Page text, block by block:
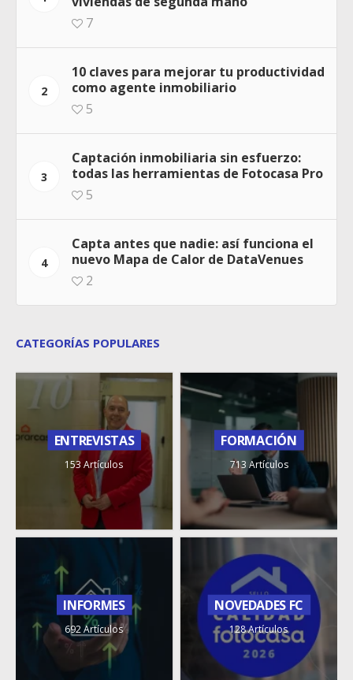
7
2
10 claves para mejorar tu productividad
como agente inmobiliario
5
3
Captación inmobiliaria sin esfuerzo:
todas las herramientas de Fotocasa Pro
5
4
Capta antes que nadie: así funciona el
nuevo Mapa de Calor de DataVenues
2
CATEGORÍAS POPULARES
ENTREVISTAS
153 Artículos
FORMACIÓN
713 Artículos
INFORMES
692 Artículos
NOVEDADES FC
128 Artículos